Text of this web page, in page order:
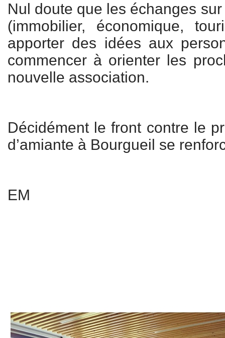
Nul doute que les échanges
(immobilier, économique,
apporter des idées aux
commencer à orienter les
nouvelle association.
Décidément le front contre le
d’amiante à Bourgueil se
EM